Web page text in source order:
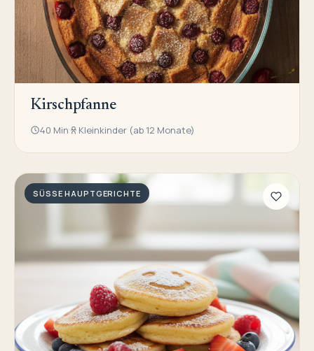
Kirschpfanne
40 Min Kleinkinder (ab 12 Monate)
SÜSSE HAUPTGERICHTE